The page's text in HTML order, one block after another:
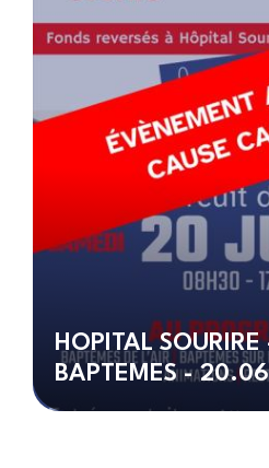
HOPITAL SOURIRE
BAPTEMES -